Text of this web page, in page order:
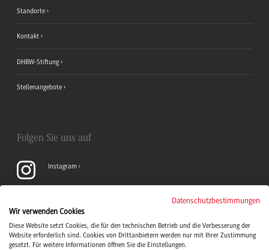
Standorte
Kontakt
DHBW-Stiftung
Stellenangebote
Folgen Sie uns auf
Instagram
LinkedIn
Datenschutzbestimmungen
Wir verwenden Cookies
Diese Website setzt Cookies, die für den technischen Betrieb und die Verbesserung der
Website erforderlich sind. Cookies von Drittanbietern werden nur mit Ihrer Zustimmung
gesetzt. Für weitere Informationen öffnen Sie die Einstellungen.